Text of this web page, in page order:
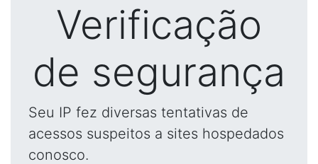
Verificação
de segurança
Seu IP fez diversas tentativas de
acessos suspeitos a sites hospedados
conosco.